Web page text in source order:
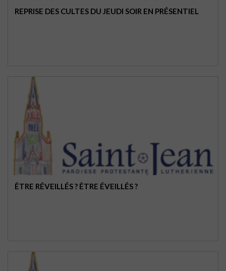
REPRISE DES CULTES DU JEUDI SOIR EN PRÉSENTIEL
ÊTRE RÉVEILLÉS ? ÊTRE ÉVEILLÉS ?